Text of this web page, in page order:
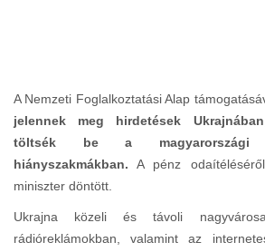
A Nemzeti Foglalkoztatási Alap
jelennek meg hirdetések Ukrajnában
töltsék be a magyarországi
hiányszakmákban. A pénz
miniszter döntött.
Ukrajna közeli és távoli
rádióreklámokban, valamint az